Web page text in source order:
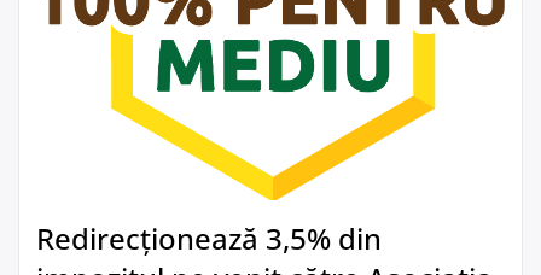
Redirecționează 3,5% din